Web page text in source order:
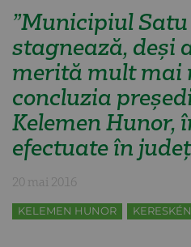
”Municipiul
stagnează, deși
merită mult mai
concluzia
Kelemen Hunor,
efectuate în
20 mai 2016
KELEMEN HUNOR